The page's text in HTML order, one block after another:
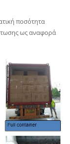
ποσότητα
ως αναφορά